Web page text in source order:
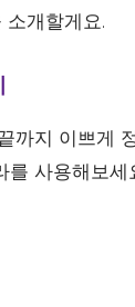
개할게요.
까지 이쁘게
를 사용해보